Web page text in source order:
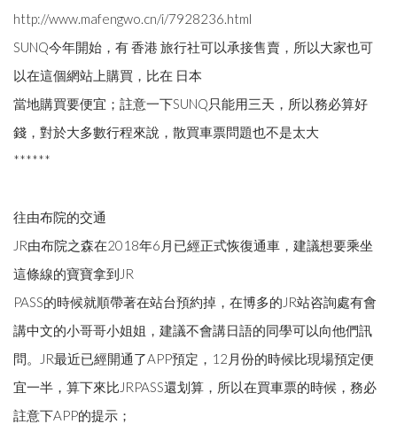
http://www.mafengwo.cn/i/7928236.html
SUNQ今年開始，有 香港 旅行社可以承接售賣，所以大家也可
以在這個網站上購買，比在 日本
當地購買要便宜；註意一下SUNQ只能用三天，所以務必算好
錢，對於大多數行程來說，散買車票問題也不是太大
******
往由布院的交通
JR由布院之森在2018年6月已經正式恢復通車，建議想要乘坐
這條線的寶寶拿到JR
PASS的時候就順帶著在站台預約掉，在博多的JR站咨詢處有會
講中文的小哥哥小姐姐，建議不會講日語的同學可以向他們訊
問。JR最近已經開通了APP預定，12月份的時候比現場預定便
宜一半，算下來比JRPASS還划算，所以在買車票的時候，務必
註意下APP的提示；